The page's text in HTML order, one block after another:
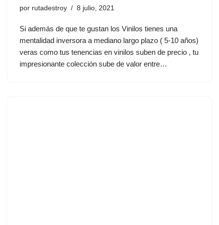
por rutadestroy 8 julio, 2021
Si además de que te gustan los Vinilos tienes una
mentalidad inversora a mediano largo plazo ( 5-10 años)
veras como tus tenencias en vinilos suben de precio , tu
impresionante colección sube de valor entre…